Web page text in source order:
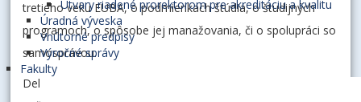
Útvary riadené prorektorom pre akreditáciu a kvalitu
Úradná výveska
Vnútorné predpisy
Výročné správy
Fakulty
tretieho veku EUBA, o podmienkach štúdia, o študijných
programoch, o spôsobe jej manažovania, či o spolupráci so
samosprávou.
Delegácia navštívila univerzity v Astane, Kokshetau, Almate,